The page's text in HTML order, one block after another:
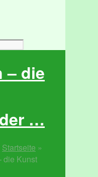
– die
…
Startseite »
die Kunst